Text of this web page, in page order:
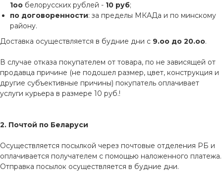
1оо белорусских рублей - 10 руб;
по договоренности: за пределы МКАДа и по минскому
району.
Доставка осуществляется в будние дни с 9.оо до 20.оо.
В случае отказа покупателем от товара, по не зависящей от
продавца причине (не подошел размер, цвет, конструкция и
другие субъективные причины) покупатель оплачивает
услуги курьера в размере 10 руб.!
2. Почтой по Беларуси
Осуществляется посылкой через почтовые отделения РБ и
оплачивается получателем с помощью наложенного платежа.
Отправка посылок осуществляется в будние дни.